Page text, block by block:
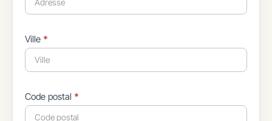
Ville *
Code postal *